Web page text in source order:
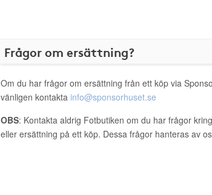
Frågor om ersättning?
Om du har frågor om ersättning från ett köp via
vänligen kontakta info@sponsorhuset.se
OBS: Kontakta aldrig Fotbutiken om du har frågor
eller ersättning på ett köp. Dessa frågor hanteras av